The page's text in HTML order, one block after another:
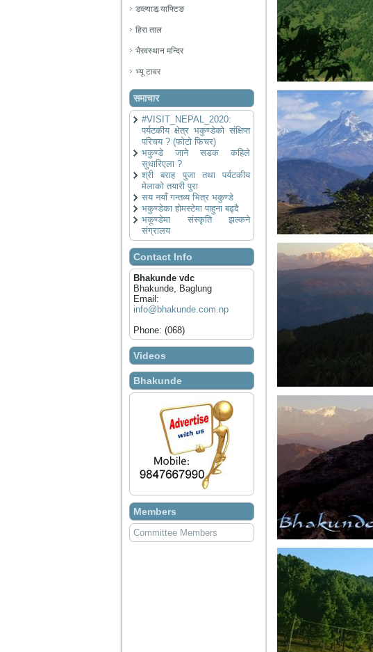
डव्ल्याङ र्‍याफ्टिङ
हिरा ताल
भैरवस्थान मन्दिर
भ्यू टावर
समाचार
#VISIT_NEPAL_2020:
पर्यटकीय क्षेत्र भकुण्डेको संक्षिप्त
परिचय ? (फोटो फिचर)
भकुण्डे जाने सडक कहिले
सुधारिएला ?
श्री बराह पुजा तथा पर्यटकीय
मेलाको तयारी पुरा
सय नयाँ गन्तव्य भित्र भकुण्डे
भकुण्डेका होमस्टेमा पाहुना बढ्दै
भकूण्डेमा संस्कृति झल्कने
संग्रालय
Contact Info
Bhakunde vdc
Bhakunde, Baglung
Email:
info@bhakunde.com.np
Phone: (068)
Videos
Bhakunde
Members
Committee Members